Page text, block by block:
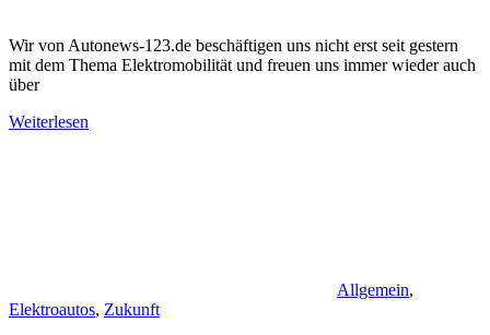
Wir von Autonews-123.de beschäftigen uns nicht erst seit gestern
mit dem Thema Elektromobilität und freuen uns immer wieder auch
über
Weiterlesen
Allgemein,
Elektroautos, Zukunft